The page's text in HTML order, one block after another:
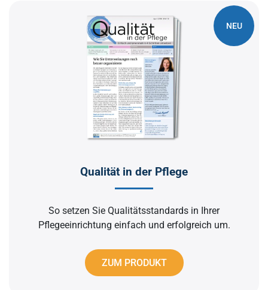
NEU
Qualität in der Pflege
So setzen Sie Qualitätsstandards in Ihrer
Pflegeeinrichtung einfach und erfolgreich um.
ZUM PRODUKT